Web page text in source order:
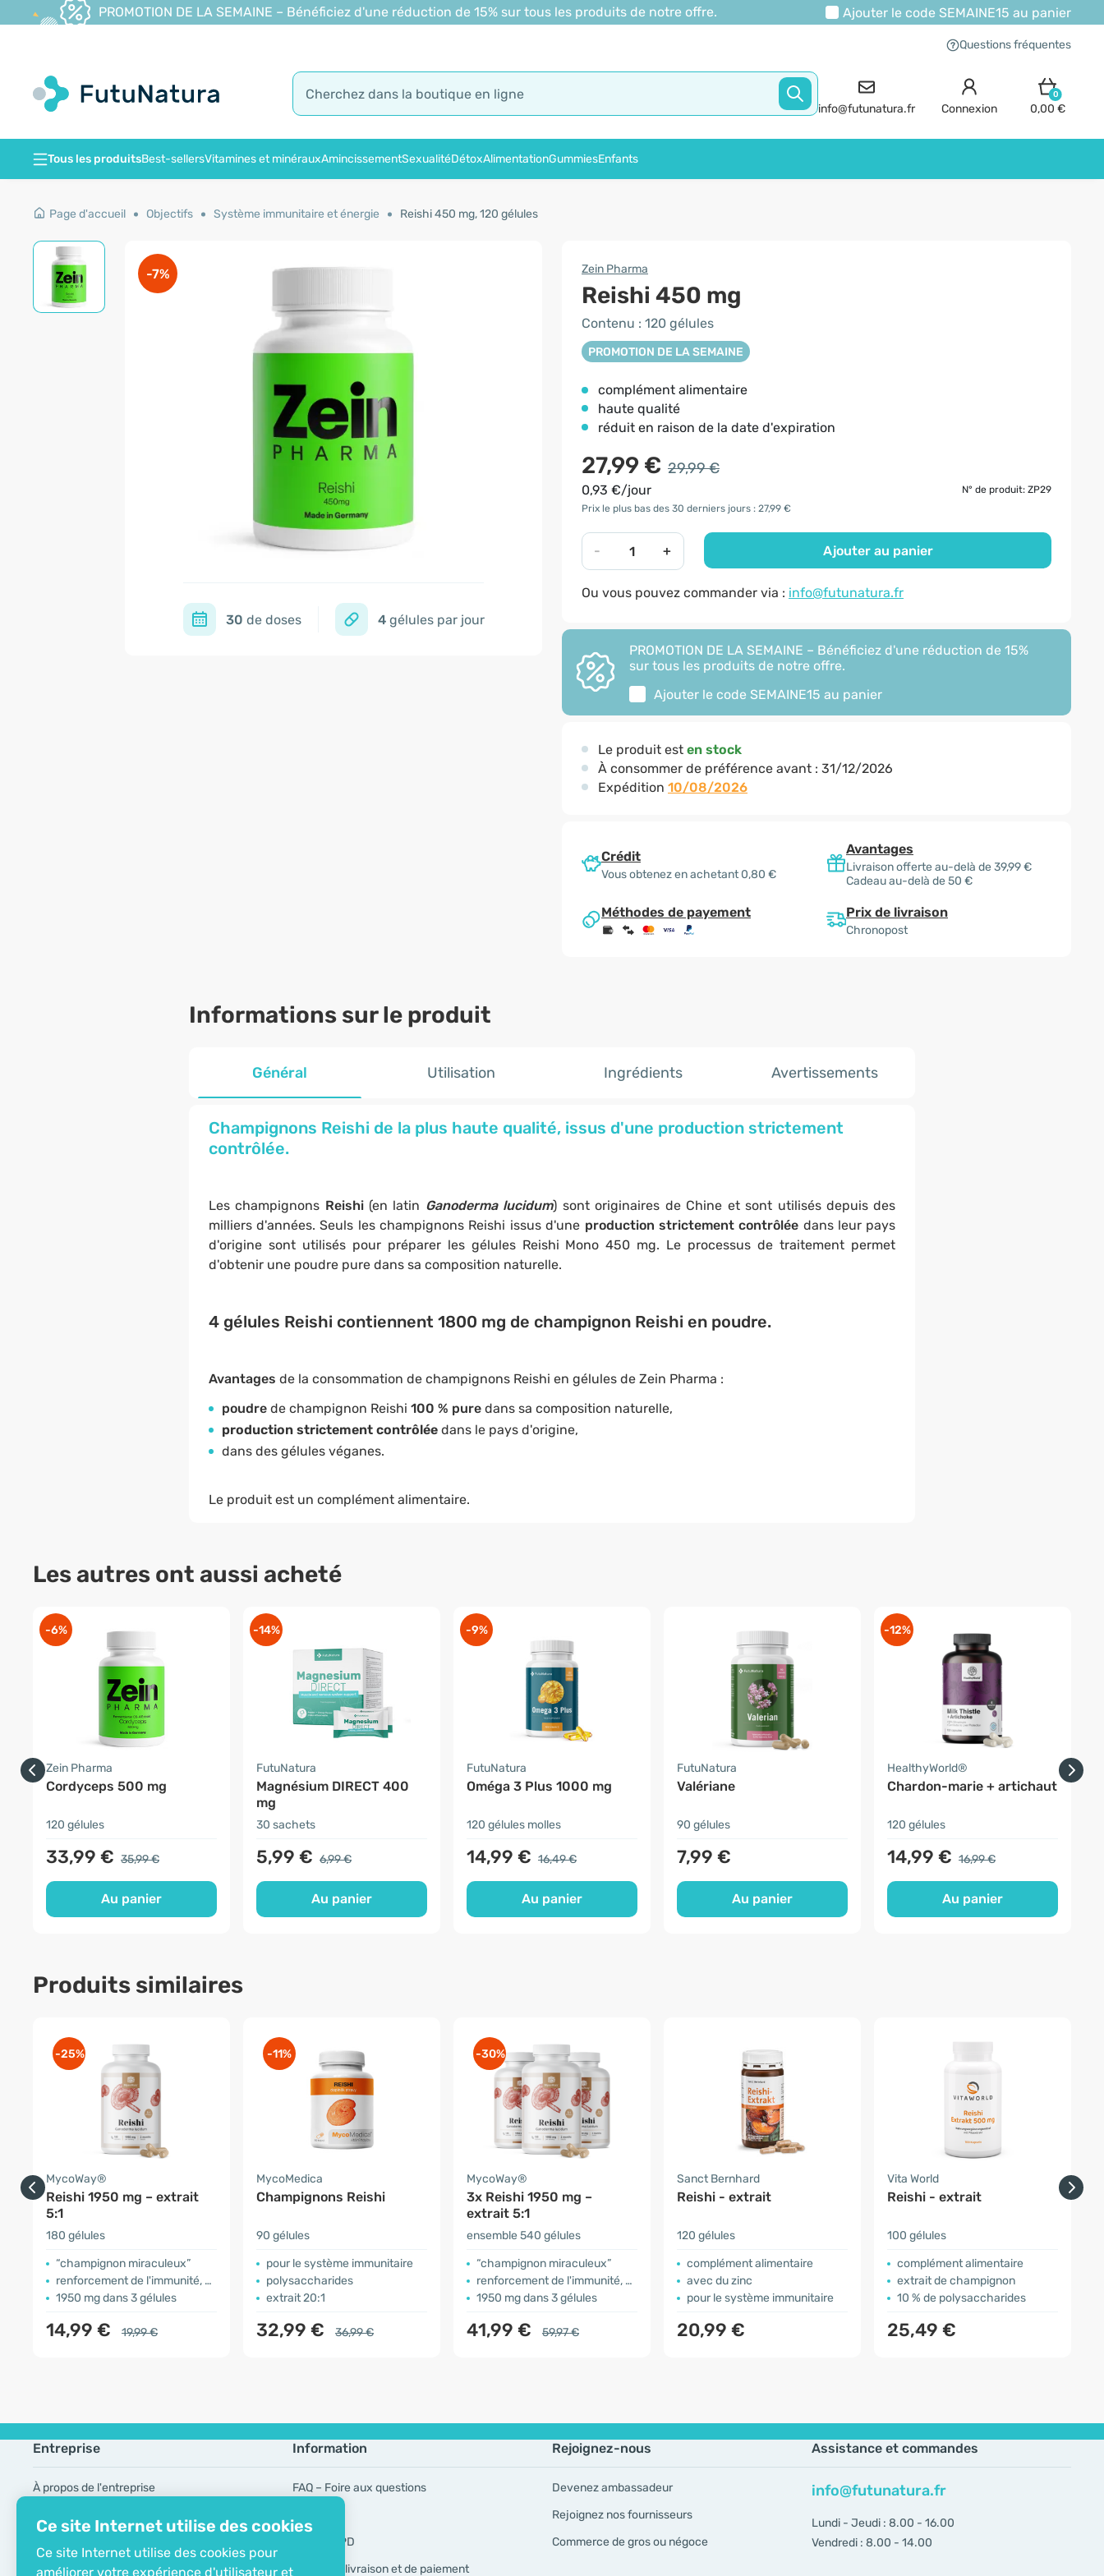
Ce site Internet utilise des cookies
Ce site Internet utilise des cookies pour
améliorer votre expérience d'utilisateur et
PROMOTION DE LA SEMAINE – Bénéficiez d'une réduction de 15% sur tous les produits de notre offre. Ajouter le code SEMAINE15 au panier
Questions fréquentes
info@futunatura.fr Connexion
0
0,00 €
Tous les produitsBest-sellersVitamines et minérauxAmincissementSexualitéDétoxAlimentationGummiesEnfants
Page d'accueil Objectifs Système immunitaire et énergie Reishi 450 mg, 120 gélules
-7%
30 de doses 4gélules par jour
Zein Pharma
Reishi 450 mg
Contenu : 120 gélules
PROMOTION DE LA SEMAINE
complément alimentaire
haute qualité
réduit en raison de la date d'expiration
27,99 € 29,99 €
0,93 €/jour
N° de produit: ZP29
Prix le plus bas des 30 derniers jours : 27,99 €
- + Ajouter au panier
Ou vous pouvez commander via : info@futunatura.fr
PROMOTION DE LA SEMAINE – Bénéficiez d'une réduction de 15%
sur tous les produits de notre offre.
Ajouter le code SEMAINE15 au panier
Le produit est en stock
À consommer de préférence avant : 31/12/2026
Expédition 10/08/2026
Crédit
Vous obtenez en achetant 0,80 €
Avantages
Livraison offerte au-delà de 39,99 €
Cadeau au-delà de 50 €
Méthodes de payement Prix de livraison
Chronopost
Informations sur le produit
Général Utilisation Ingrédients Avertissements
Champignons Reishi de la plus haute qualité, issus d'une production strictement
contrôlée.
Les champignons Reishi (en latin Ganoderma lucidum) sont originaires de Chine et sont utilisés depuis des
milliers d'années. Seuls les champignons Reishi issus d'une production strictement contrôlée dans leur pays
d'origine sont utilisés pour préparer les gélules Reishi Mono 450 mg. Le processus de traitement permet
d'obtenir une poudre pure dans sa composition naturelle.
4 gélules Reishi contiennent 1800 mg de champignon Reishi en poudre.
Avantages de la consommation de champignons Reishi en gélules de Zein Pharma :
poudre de champignon Reishi 100 % pure dans sa composition naturelle,
production strictement contrôlée dans le pays d'origine,
dans des gélules véganes.
Le produit est un complément alimentaire.
Les autres ont aussi acheté
-6%
Zein Pharma
Cordyceps 500 mg
120 gélules
33,99 € 35,99 €
Au panier
-14%
FutuNatura
Magnésium DIRECT 400
mg
30 sachets
5,99 € 6,99 €
Au panier
-9%
FutuNatura
Oméga 3 Plus 1000 mg
120 gélules molles
14,99 € 16,49 €
Au panier
FutuNatura
Valériane
90 gélules
7,99 €
Au panier
-12%
HealthyWorld®
Chardon-marie + artichaut
120 gélules
14,99 € 16,99 €
Au panier
Produits similaires
-25%
MycoWay®
Reishi 1950 mg – extrait
5:1
180 gélules
“champignon miraculeux”
renforcement de l'immunité, circulation
1950 mg dans 3 gélules
14,99 € 19,99 €
-11%
MycoMedica
Champignons Reishi
90 gélules
pour le système immunitaire
polysaccharides
extrait 20:1
32,99 € 36,99 €
-30%
MycoWay®
3x Reishi 1950 mg –
extrait 5:1
ensemble 540 gélules
“champignon miraculeux”
renforcement de l'immunité, circulation
1950 mg dans 3 gélules
41,99 € 59,97 €
Sanct Bernhard
Reishi - extrait
120 gélules
complément alimentaire
avec du zinc
pour le système immunitaire
20,99 €
Vita World
Reishi - extrait
100 gélules
complément alimentaire
extrait de champignon
10 % de polysaccharides
25,49 €
Entreprise
À propos de l'entreprise
Information
FAQ – Foire aux questions
Outils RGPD
Modes de livraison et de paiement
Rejoignez-nous
Devenez ambassadeur
Rejoignez nos fournisseurs
Commerce de gros ou négoce
Assistance et commandes
info@futunatura.fr
Lundi - Jeudi : 8.00 - 16.00
Vendredi : 8.00 - 14.00